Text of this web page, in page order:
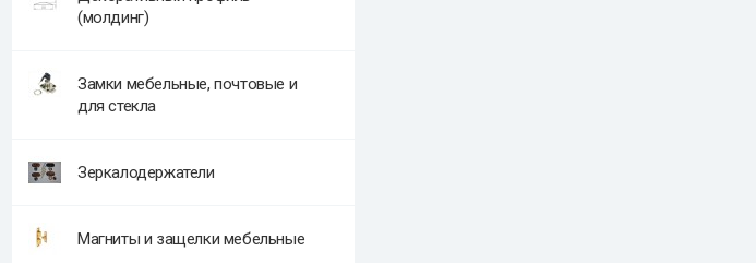
(молдинг)
Замки мебельные, почтовые и
для стекла
Зеркалодержатели
Магниты и защелки мебельные